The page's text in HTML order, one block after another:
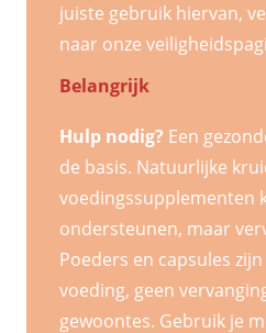
juiste gebruik hiervan,
naar onze
Belangrijk
Hulp nodig? Een
de basis. Natuurlijke
voedingssupplementen
ondersteunen, maar
Poeders en capsules
voeding, geen
gewoontes. Gebruik je